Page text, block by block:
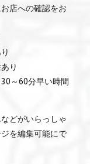
店への確認をお
り
～60分早い時間
どがいらっしゃ
を編集可能にで